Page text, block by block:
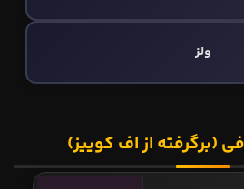
ولز
(برگرفته از اف کوییز)